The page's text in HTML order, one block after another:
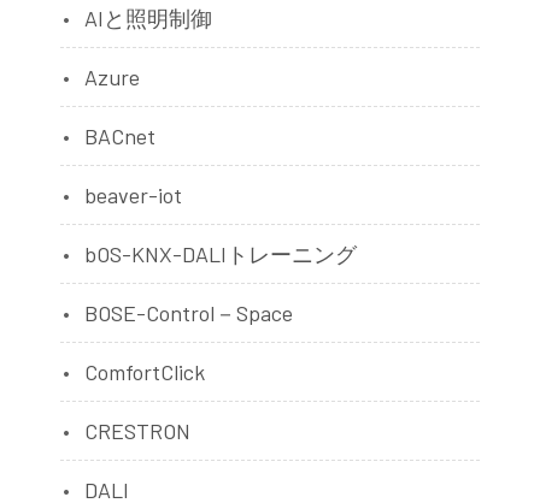
AIと照明制御
Azure
BACnet
beaver-iot
bOS-KNX-DALIトレーニング
BOSE-Control－Space
ComfortClick
CRESTRON
DALI